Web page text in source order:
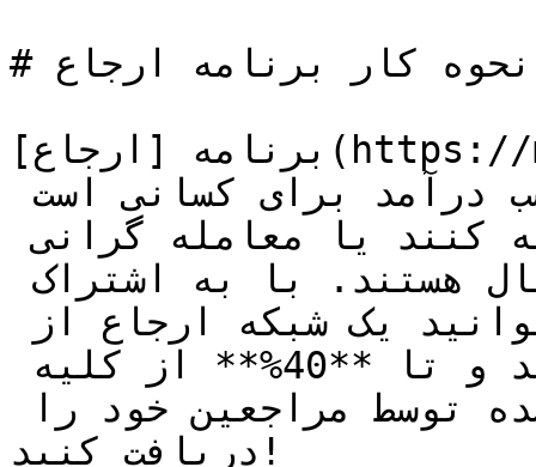
# نحوه کار برنامه ارجاع
برنامه [ارجاع](https://margex.com/app/referral) در
که نمی خواهند خود را معامله کنند یا معامله گرانی
دریافت کنید!